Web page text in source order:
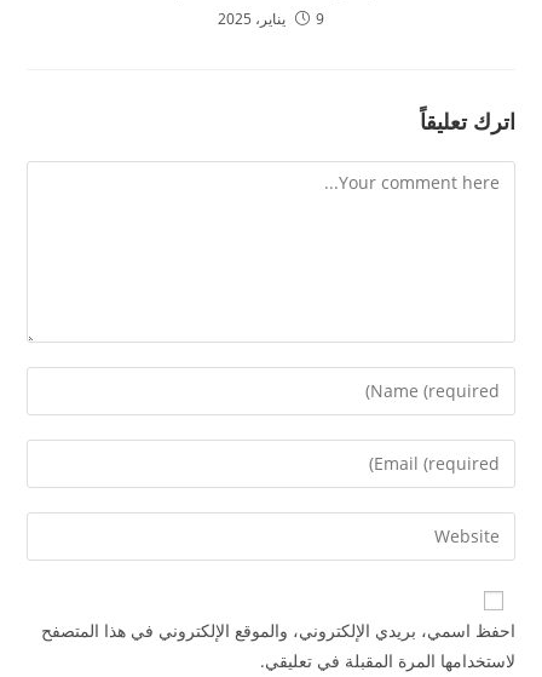
9 يناير، 2025
اترك تعليقاً
احفظ اسمي، بريدي الإلكتروني، والموقع الإلكتروني في هذا المتصفح
لاستخدامها المرة المقبلة في تعليقي.